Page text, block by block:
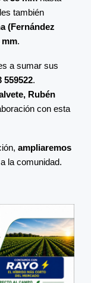
también
(Fernández
mm.
a sumar sus
559522.
Rubén
con esta
ampliaremos
la comunidad.